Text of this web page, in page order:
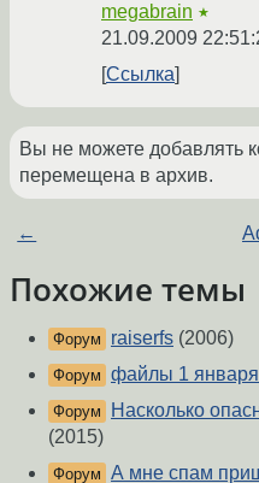
megabrain ★
21.09.2009
Ссылка
Вы не можете добавлять
перемещена в архив.
←
Похожие темы
Форум raiserfs (2006)
Форум файлы 1
Форум
Насколько
(2015)
Форум А мне спам